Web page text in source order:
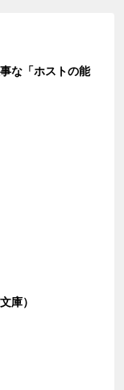
な「ホストの能
庫）